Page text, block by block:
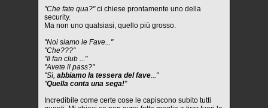
"Che fate qua?"ci chiese prontamente uno della
security.
Ma non uno qualsiasi, quello più grosso.
"Noi siamo le Fave..."
"Che???"
"Il fan club ..."
"Avete il pass?"
"Sì, abbiamo la tessera del fave..."
"Quella conta una sega!"
Incredibile come certe cose le capiscono subito tutti